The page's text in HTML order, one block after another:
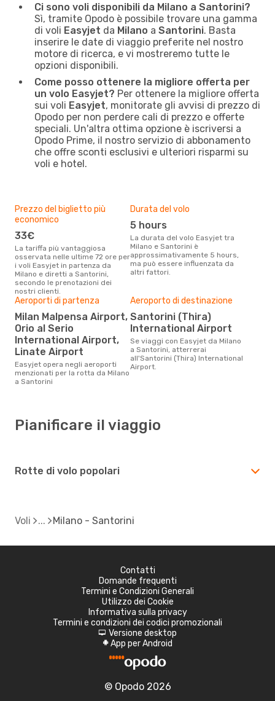
Ci sono voli disponibili da Milano a Santorini?
Sì, tramite Opodo è possibile trovare una gamma
di voli Easyjet da Milano a Santorini. Basta
inserire le date di viaggio preferite nel nostro
motore di ricerca, e vi mostreremo tutte le
opzioni disponibili.
Come posso ottenere la migliore offerta per
un volo Easyjet? Per ottenere la migliore offerta
sui voli Easyjet, monitorate gli avvisi di prezzo di
Opodo per non perdere cali di prezzo e offerte
speciali. Un'altra ottima opzione è iscriversi a
Opodo Prime, il nostro servizio di abbonamento
che offre sconti esclusivi e ulteriori risparmi su
voli e hotel.
Prezzo del biglietto più
economico
33€
La tariffa più vantaggiosa
osservata nelle ultime 72 ore per
i voli Easyjet in partenza da
Milano e diretti a Santorini,
secondo le prenotazioni dei
nostri clienti.
Durata del volo
5 hours
La durata del volo Easyjet tra
Milano e Santorini è
approssimativamente 5 hours,
ma può essere influenzata da
altri fattori.
Aeroporti di partenza
Milan Malpensa Airport,
Orio al Serio
International Airport,
Linate Airport
Easyjet opera negli aeroporti
menzionati per la rotta da Milano
a Santorini
Aeroporto di destinazione
Santorini (Thira)
International Airport
Se viaggi con Easyjet da Milano
a Santorini, atterrerai
all'Santorini (Thira) International
Airport.
Pianificare il viaggio
Rotte di volo popolari
Voli Milano - Santorini
Contatti
Domande frequenti
Termini e Condizioni Generali
Utilizzo dei Cookie
Informativa sulla privacy
Termini e condizioni dei codici promozionali
d Versione desktop
A App per Android
© Opodo 2026